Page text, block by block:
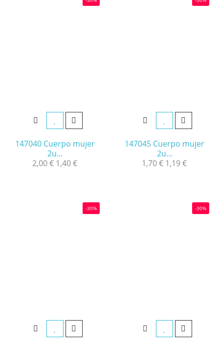
147040 Cuerpo mujer
2u...
2,00 € 1,40 €
147045 Cuerpo mujer
2u...
1,70 € 1,19 €
-30% -30%